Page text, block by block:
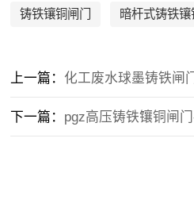
铸铁镶铜闸门 暗杆式铸铁镶
上一篇： 化工废水球墨铸铁闸门
下一篇： pgz高压铸铁镶铜闸门-耐